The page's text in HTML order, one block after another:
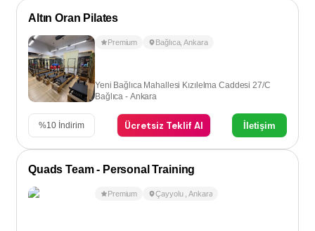
Altın Oran Pilates
Premium Bağlıca,Ankara
Yeni Bağlıca Mahallesi Kızılelma Caddesi 27/C
Bağlıca - Ankara
%10 İndirim Ücretsiz Teklif Al İletişim
Quads Team - Personal Training
Premium Çayyolu ,Ankara